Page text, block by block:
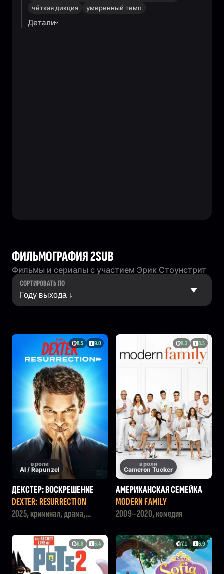
чёткая дикция
умеренный темп
Детали
ФИЛЬМОГРАФИЯ 2SUB
Фильмы и сериалы с участием Эрик Стоунстрит
СОРТИРОВАТЬ ПО
8.5 9.0
в роли
Al / Rapunzel
ДЕКСТЕР: ВОСКРЕШЕНИЕ
DEXTER: RESURRECTION
2025, криминал, драма,
8.3 8.5
в роли
Cameron Tucker
АМЕРИКАНСКАЯ СЕМЕЙКА
MODERN FAMILY
2009–2020, комедия
6.8 6.4 7.1 6.9